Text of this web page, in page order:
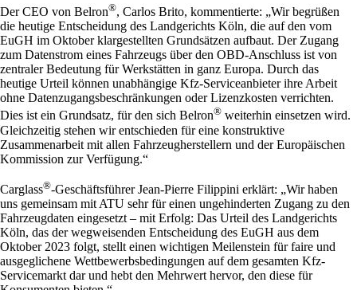
Der CEO von Belron®, Carlos Brito, kommentierte: „Wir begrüßen
die heutige Entscheidung des Landgerichts Köln, die auf den vom
EuGH im Oktober klargestellten Grundsätzen aufbaut. Der Zugang
zum Datenstrom eines Fahrzeugs über den OBD-Anschluss ist von
zentraler Bedeutung für Werkstätten in ganz Europa. Durch das
heutige Urteil können unabhängige Kfz-Serviceanbieter ihre Arbeit
ohne Datenzugangsbeschränkungen oder Lizenzkosten verrichten.
Dies ist ein Grundsatz, für den sich Belron® weiterhin einsetzen wird.
Gleichzeitig stehen wir entschieden für eine konstruktive
Zusammenarbeit mit allen Fahrzeugherstellern und der Europäischen
Kommission zur Verfügung.“
Carglass®-Geschäftsführer Jean-Pierre Filippini erklärt: „Wir haben
uns gemeinsam mit ATU sehr für einen ungehinderten Zugang zu den
Fahrzeugdaten eingesetzt – mit Erfolg: Das Urteil des Landgerichts
Köln, das der wegweisenden Entscheidung des EuGH aus dem
Oktober 2023 folgt, stellt einen wichtigen Meilenstein für faire und
ausgeglichene Wettbewerbsbedingungen auf dem gesamten Kfz-
Servicemarkt dar und hebt den Mehrwert hervor, den diese für